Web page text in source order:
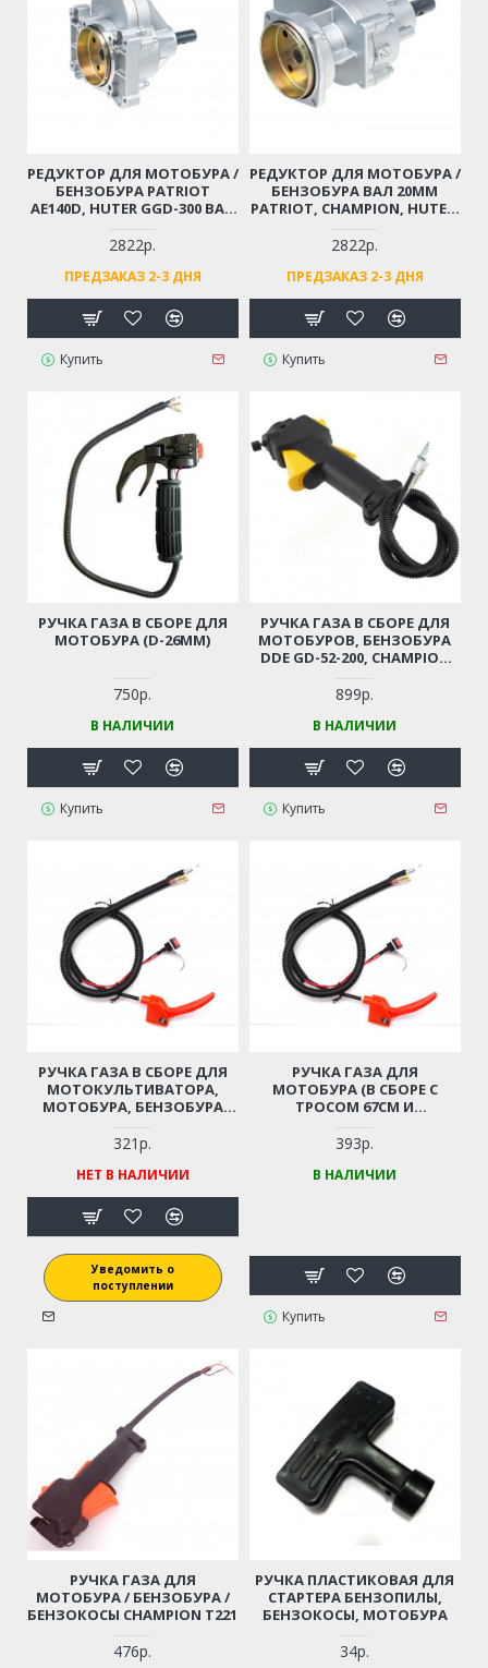
РЕДУКТОР ДЛЯ МОТОБУРА /
БЕНЗОБУРА PATRIOT
AE140D, HUTER GGD-300 ВАЛ
2822р.
ПРЕДЗАКАЗ 2-3 ДНЯ
Купить
РЕДУКТОР ДЛЯ МОТОБУРА /
БЕНЗОБУРА ВАЛ 20ММ
PATRIOT, CHAMPION, HUTER,
2822р.
ПРЕДЗАКАЗ 2-3 ДНЯ
Купить
РУЧКА ГАЗА В СБОРЕ ДЛЯ
МОТОБУРА (D-26ММ)
750р.
В НАЛИЧИИ
Купить
РУЧКА ГАЗА В СБОРЕ ДЛЯ
МОТОБУРОВ, БЕНЗОБУРА
DDE GD-52-200, CHAMPION
899р.
В НАЛИЧИИ
Купить
РУЧКА ГАЗА В СБОРЕ ДЛЯ
МОТОКУЛЬТИВАТОРА,
МОТОБУРА, БЕНЗОБУРА
321р.
НЕТ В НАЛИЧИИ
Уведомить о
поступлении
РУЧКА ГАЗА ДЛЯ
МОТОБУРА (В СБОРЕ С
ТРОСОМ 67СМ И
393р.
В НАЛИЧИИ
Купить
РУЧКА ГАЗА ДЛЯ
МОТОБУРА / БЕНЗОБУРА /
БЕНЗОКОСЫ CHAMPION T221
476р.
РУЧКА ПЛАСТИКОВАЯ ДЛЯ
СТАРТЕРА БЕНЗОПИЛЫ,
БЕНЗОКОСЫ, МОТОБУРА
34р.